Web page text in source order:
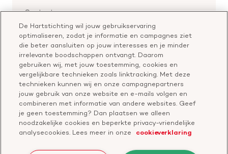
Aanmelden nieuwsbrief
Leer reanimeren
Geef ter nagedachtenis
Start een actie
Contactgegevens
Bel of chat met een voorlichter
Vragen over donateurschap
Klachtenformulier
Check je gesprek
Doneer
BezoekBezoekBezoekBezoekBezoekBezoek
De Hartstichting wil jouw gebruikservaring
optimaliseren, zodat je informatie en campagnes ziet
die beter aansluiten op jouw interesses en je minder
irrelevante boodschappen ontvangt. Daarom
gebruiken wij, met jouw toestemming, cookies en
vergelijkbare technieken zoals linktracking. Met deze
technieken kunnen wij en onze campagnepartners
jouw gebruik van onze website en e-mails volgen en
combineren met informatie van andere websites. Geef
je geen toestemming? Dan plaatsen we alleen
noodzakelijke cookies en beperkte privacy-vriendelijke
analysecookies. Lees meer in onze
cookieverklaring